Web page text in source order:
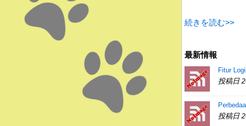
続きを読む>>
最新情報
Fitur
投稿日
投稿日